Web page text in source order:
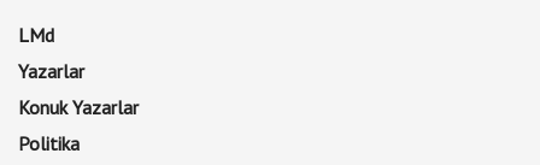
LMd
Yazarlar
Konuk Yazarlar
Politika